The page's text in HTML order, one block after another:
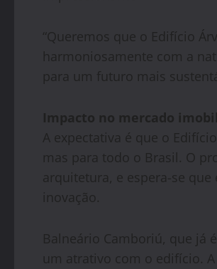
“Queremos que o Edifício
harmoniosamente com a
para um futuro mais
Impacto no mercado
A expectativa é que o
mas para todo o Brasil. O
arquitetura, e espera-se
inovação.
Balneário Camboriú, que já
um atrativo com o edifício.